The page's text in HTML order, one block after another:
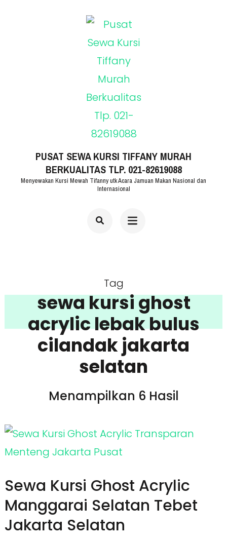
PUSAT SEWA KURSI TIFFANY MURAH
BERKUALITAS TLP. 021-82619088
Menyewakan Kursi Mewah Tifanny utk Acara Jamuan Makan Nasional dan
Internasional
Tag
sewa kursi ghost
acrylic lebak bulus
cilandak jakarta
selatan
Menampilkan 6 Hasil
Sewa Kursi Ghost Acrylic
Manggarai Selatan Tebet
Jakarta Selatan